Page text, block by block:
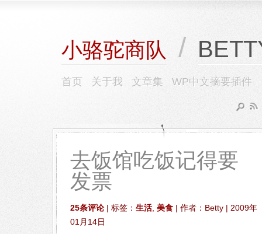
小骆驼商队 /
首页 关于我 文章集 WP中文摘要插件
去饭馆吃饭记得要
发票
25条评论 | 标签： 生活 美食 | 作者：Betty | 2009年
01月14日